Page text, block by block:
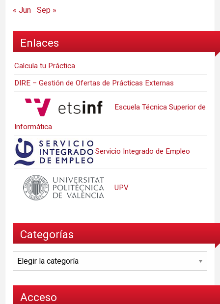
« Jun Sep »
Enlaces
Calcula tu Práctica
DIRE – Gestión de Ofertas de Prácticas Externas
Escuela Técnica Superior de
Informática
Servicio Integrado de Empleo
UPV
Categorías
Categorías
Acceso